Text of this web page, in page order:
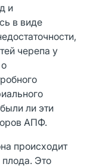
и
в виде
черепа у
ли эти
АПФ.
происходит
Это